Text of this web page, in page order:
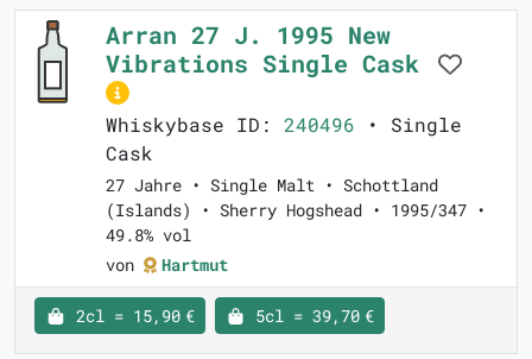
Arran 27 J. 1995 New
Vibrations Single Cask
Whiskybase ID: 240496 • Single
Cask
27 Jahre • Single Malt • Schottland
(Islands) • Sherry Hogshead • 1995/347 •
49.8% vol
von
Hartmut
2cl = 15,90 € 5cl = 39,70 €